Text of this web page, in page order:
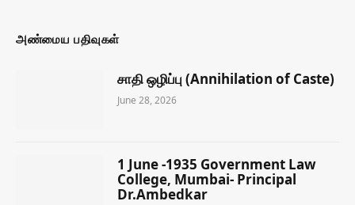
அண்மைய பதிவுகள்
சாதி ஒழிப்பு (Annihilation of Caste)
June 28, 2026
1 June -1935 Government Law
College, Mumbai- Principal
Dr.Ambedkar